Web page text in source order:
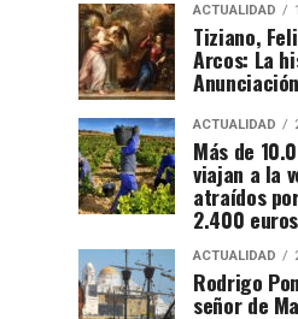
ACTUALIDAD
Tiziano,
Arcos: La
ACTUALIDAD
Más de
viajan a la
atraídos
2.400 euros
ACTUALIDAD
Rodrigo
señor de